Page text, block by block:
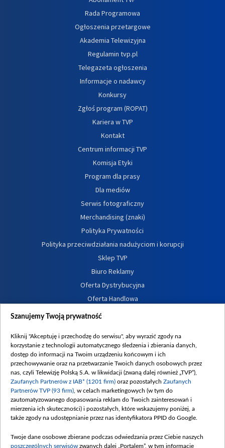
Rada Programowa
Ogłoszenia przetargowe
Akademia Telewizyjna
Regulamin tvp.pl
Telegazeta ogłoszenia
Informacje o nadawcy
Konkursy
Zgłoś program (ROPAT)
Kariera w TVP
Kontakt
Centrum informacji TVP
Komisja Etyki
Program dla prasy
Dla mediów
Serwis fotograficzny
Merchandising (znaki)
Polityka Prywatności
Polityka przeciwdziałania nadużyciom i korupcji
Sklep TVP
Biuro Reklamy
Oferta Dystrybucyjna
Oferta Handlowa
Dostępność
Procedura zgłoszeń wewnętrznych
Szanujemy Twoją prywatność
Kliknij "Akceptuję i przechodzę do serwisu", aby wyrazić zgody na
korzystanie z technologii automatycznego śledzenia i zbierania danych,
dostęp do informacji na Twoim urządzeniu końcowym i ich
przechowywanie oraz na przetwarzanie Twoich danych osobowych przez
nas, czyli Telewizję Polską S.A. w likwidacji (zwaną dalej również „TVP”),
Zaufanych Partnerów z IAB* (1201 firm) oraz pozostałych Zaufanych
Partnerów TVP (93 firm) , w celach marketingowych (w tym do
zautomatyzowanego dopasowania reklam do Twoich zainteresowań i
mierzenia ich skuteczności) i pozostałych, które wskazujemy poniżej, a
także zgody na udostępnianie przez nas identyfikatora PPID do Google.
Twoje dane osobowe zbierane podczas odwiedzania przez Ciebie naszych
poszczególnych serwisów zwanych dalej „Portalem”, w tym informacje